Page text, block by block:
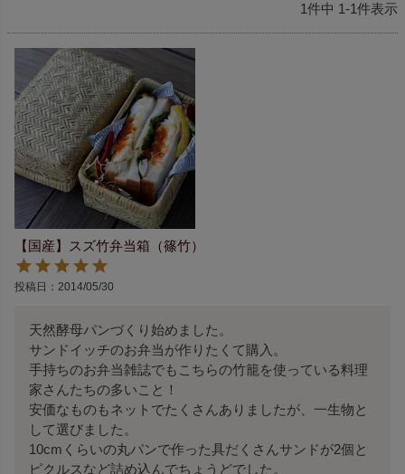
1件中 1-1件表示
【国産】スズ竹弁当箱（篠竹）
投稿日 2014/05/30
天然酵母パンづくり始めました。
サンドイッチのお弁当が作りたくて購入。
手持ちのお弁当雑誌でもこちらの竹籠を使っている料理
家さんたちの多いこと！
安価なものもネットでたくさんありましたが、一生物と
して選びました。
10cmくらいの丸パンで作った具だくさんサンドが2個と
ピクルスなど詰め込んでちょうどでした。